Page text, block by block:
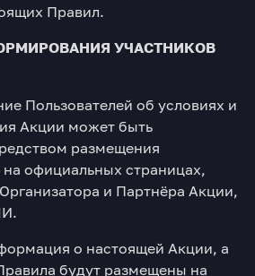
Правил.
УЧАСТНИКОВ
Пользователей об условиях и
Акции может быть
размещения
официальных страницах,
и Партнёра Акции,
о настоящей Акции, а
будут размещены на